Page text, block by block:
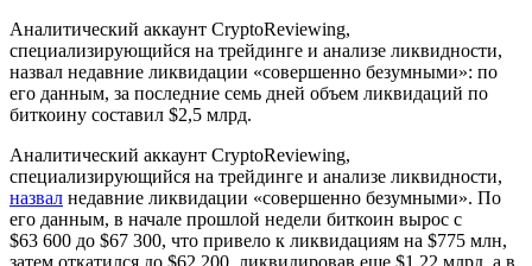
Аналитический аккаунт CryptoReviewing,
специализирующийся на трейдинге и анализе ликвидности,
назвал недавние ликвидации «совершенно безумными»: по
его данным, за последние семь дней объем ликвидаций по
биткоину составил $2,5 млрд.
Аналитический аккаунт CryptoReviewing,
специализирующийся на трейдинге и анализе ликвидности,
назвал недавние ликвидации «совершенно безумными». По
его данным, в начале прошлой недели биткоин вырос с
$63 600 до $67 300, что привело к ликвидациям на $775 млн,
затем откатился до $62 200, ликвидировав еще $1,22 млрд, а в